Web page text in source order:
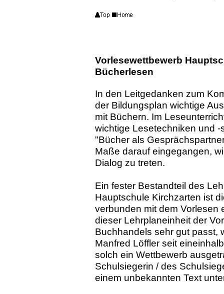
Vorlesewettbewerb
Bücherlesen
In den Leitgedanken zum
der Bildungsplan wichtige
mit Büchern. Im
wichtige Lesetechniken und
"Bücher als
Maße darauf eingegangen,
Dialog zu treten.
Ein fester Bestandteil des
Hauptschule Kirchzarten ist
verbunden mit dem Vorlesen
dieser Lehrplaneinheit der
Buchhandels sehr gut passt,
Manfred Löffler seit
solch ein Wettbewerb
Schulsiegerin / des
einem unbekannten Text